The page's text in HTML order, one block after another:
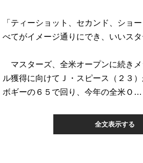
「ティーショット、セカンド、ショ
べてがイメージ通りにでき、いいスタ
マスターズ、全米オープンに続きメ
ル獲得に向けてＪ・スピース（２３
ボギーの６５で回り、今年の全米Ｏ…
全文表示する